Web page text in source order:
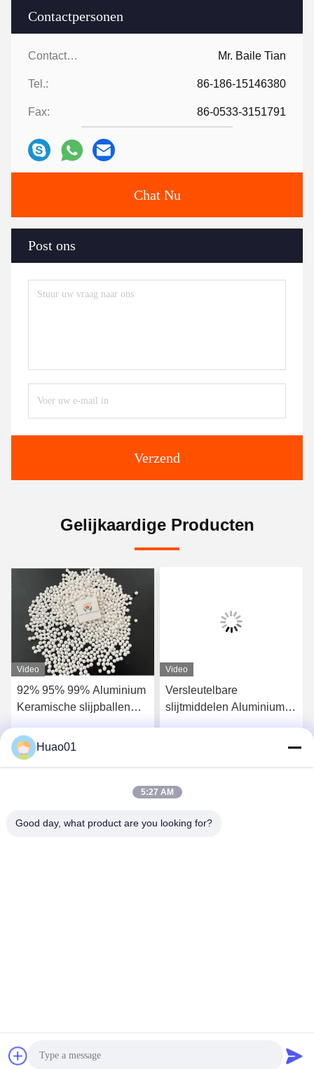
Contactpersonen
Contactpersonen: Mr. Baile Tian
Tel.: 86-186-15146380
Fax: 86-0533-3151791
Chat Nu
Post ons
Verzend
Gelijkaardige Producten
Video
92% 95% 99% Aluminium
Keramische slijpballen
Corrosiebestandheid
Video
Versleutelbare
slijtmiddelen Aluminium
Ltd. . Alle rechten voorbehoudena.
Huao01
5:27 AM
Good day, what product are you looking for?